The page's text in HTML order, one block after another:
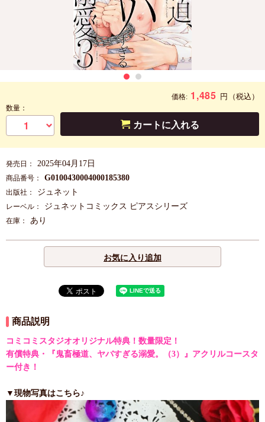
価格: 1,485 円 （税込）
数量：
カートに入れる
発売日： 2025年04月17日
商品番号： G0100430004000185380
出版社： ジュネット
レーベル： ジュネットコミックス ピアスシリーズ
在庫： あり
お気に入り追加
商品説明
コミコミスタジオオリジナル特典！数量限定！
有償特典・『鬼畜極道、ヤバすぎる溺愛。（3）』アクリルコースタ
ー付き！
▼現物写真はこちら♪